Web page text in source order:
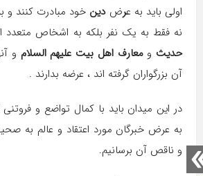
اولی باید به عرضدین خود مبادرت کنند و
نه فقط به یک نفر بلکه به اشخاص متعدد
حدیث ومعارف اهل بیت علیهم السلام و
آن بزرگواران گرفته اند ، عرضه بدارند .
در این میدان باید با کمال تواضع و فروتنی
به عرض خبرگان مورد اعتقاد و عالم به
و ناقص آن برسانیم.